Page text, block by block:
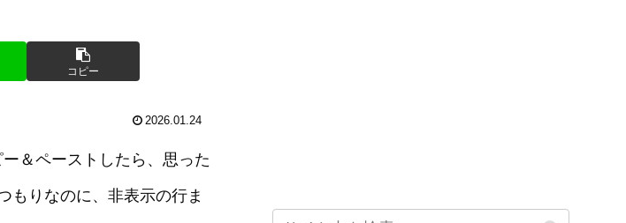
コピー
2026.01.24
＆ペーストしたら、思った
もりなのに、非表示の行ま